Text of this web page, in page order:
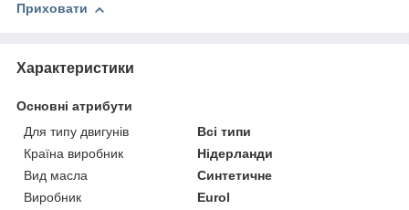
Приховати
Характеристики
Основні атрибути
Для типу двигунів
Всі типи
Країна виробник
Нідерланди
Вид масла
Синтетичне
Виробник
Eurol